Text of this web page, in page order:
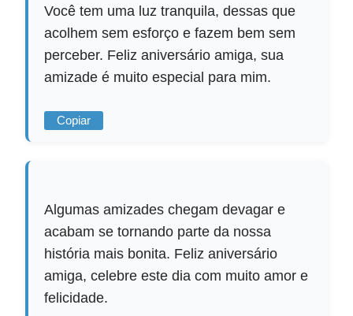
Você tem uma luz tranquila, dessas que
acolhem sem esforço e fazem bem sem
perceber. Feliz aniversário amiga, sua
amizade é muito especial para mim.
Copiar
Algumas amizades chegam devagar e
acabam se tornando parte da nossa
história mais bonita. Feliz aniversário
amiga, celebre este dia com muito amor e
felicidade.